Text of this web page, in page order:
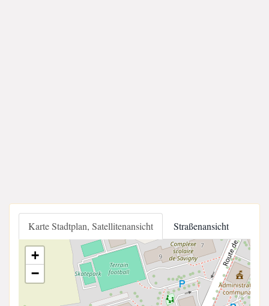
Karte Stadtplan, Satellitenansicht Straßenansicht
+
−